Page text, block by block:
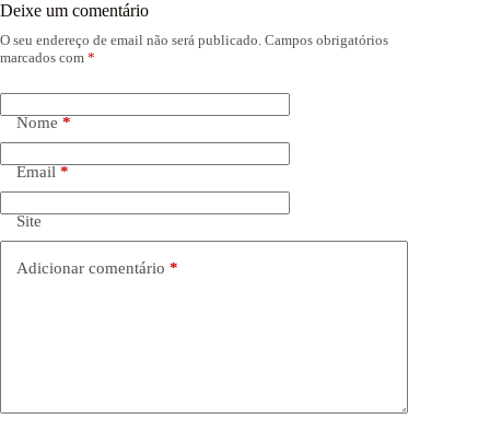
Deixe um comentário
O seu endereço de email não será publicado. Campos obrigatórios
marcados com *
Nome *
Email *
Site
Adicionar comentário *